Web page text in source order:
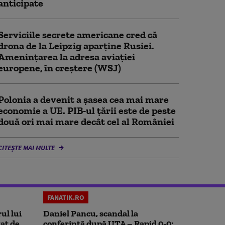
secrete americane cred că
de la Leipzig aparține Rusiei.
la adresa aviației
în creștere (WSJ)
a devenit a șasea cea mai mare
a UE. PIB-ul țării este de peste
ori mai mare decât cel al României
MAI MULTE
lui
FANATIK.RO
Daniel Pancu, scandal la